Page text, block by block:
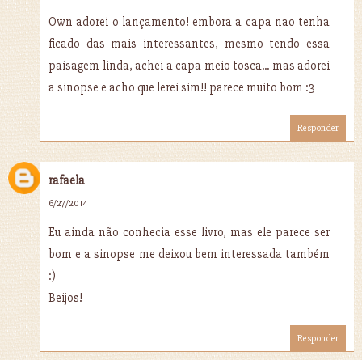
Own adorei o lançamento! embora a capa nao tenha
ficado das mais interessantes, mesmo tendo essa
paisagem linda, achei a capa meio tosca... mas adorei
a sinopse e acho que lerei sim!! parece muito bom :3
Responder
rafaela
6/27/2014
Eu ainda não conhecia esse livro, mas ele parece ser
bom e a sinopse me deixou bem interessada também
:)
Beijos!
Responder